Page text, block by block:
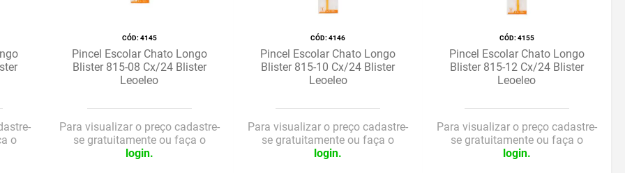
o
:4145
Pincel Escolar Chato Longo
Blister 815-08 Cx/24 Blister
Leoeleo
Para visualizar o preço cadastre-
se gratuitamente ou faça o
login.
:4146
Pincel Escolar Chato Longo
Blister 815-10 Cx/24 Blister
Leoeleo
Para visualizar o preço cadastre-
se gratuitamente ou faça o
login.
:4155
Pincel Escolar Chato Longo
Blister 815-12 Cx/24 Blister
Leoeleo
Para visualizar o preço cadastre-
se gratuitamente ou faça o
login.